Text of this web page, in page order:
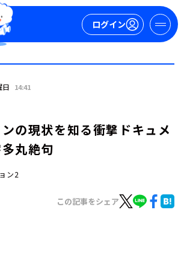
ログイン
ン
日 14:41
の現状を知る衝撃ドキュメ
丸絶句
ン2
この記事をシェア